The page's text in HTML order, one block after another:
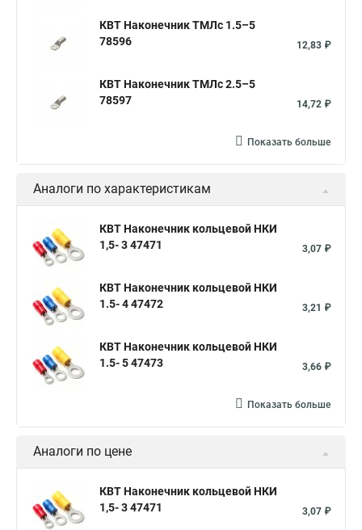
КВТ Наконечник ТМЛс 1.5–5
78596
12,83 ₽
КВТ Наконечник ТМЛс 2.5–5
78597
14,72 ₽
Показать больше
Аналоги по характеристикам
КВТ Наконечник кольцевой НКИ
1,5- 3 47471
3,07 ₽
КВТ Наконечник кольцевой НКИ
1.5- 4 47472
3,21 ₽
КВТ Наконечник кольцевой НКИ
1.5- 5 47473
3,66 ₽
Показать больше
Аналоги по цене
КВТ Наконечник кольцевой НКИ
1,5- 3 47471
3,07 ₽